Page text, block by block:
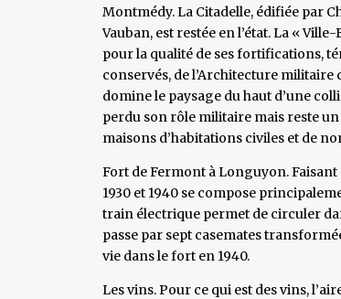
Montmédy. La Citadelle, édifiée par
Vauban, est restée en l’état. La «
pour la qualité de ses fortifications,
conservés, de l’Architecture
domine le paysage du haut d’une
perdu son rôle militaire mais reste
maisons d’habitations civiles et de
Fort de Fermont à Longuyon.
1930 et 1940 se compose
train électrique permet de circuler
passe par sept casemates
vie dans le fort en 1940.
Les vins. Pour ce qui est des vins,